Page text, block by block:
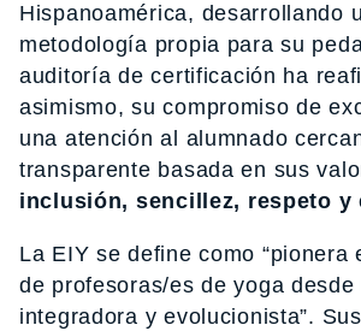
Hispanoamérica, desarrollando
metodología propia para su
auditoría de certificación ha
asimismo, su compromiso de
una atención al alumnado
transparente basada en sus
inclusión, sencillez, respeto y
La EIY se define como “pionera
de profesoras/es de yoga desde
integradora y evolucionista”.